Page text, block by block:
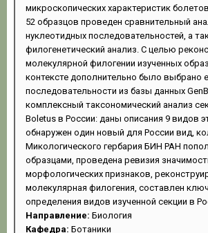
микроскопических характеристик
52 образцов проведен сравнительный
нуклеотидных последовательностей, а
филогенетический анализ. С целью
молекулярной филогении изученных
контексте дополнительно было выбрано
последовательности из базы данных
комплексный таксономический анализ
Boletus в России: даны описания 9 видов
обнаружен один новый для России вид,
Микологического гербария БИН РАН
образцами, проведена ревизия
морфологических признаков,
молекулярная филогения, составлен
определения видов изученной секции в
Направление: Биология
Кафедра: Ботаники